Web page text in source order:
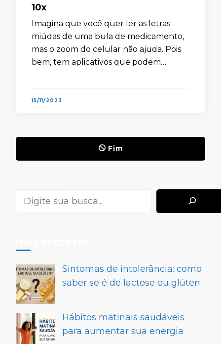
10x
Imagina que você quer ler as letras
miúdas de uma bula de medicamento,
mas o zoom do celular não ajuda. Pois
bem, tem aplicativos que podem
15/11/2023
Fim
Sintomas de intolerância: como
saber se é de lactose ou glúten
Hábitos matinais saudáveis
para aumentar sua energia